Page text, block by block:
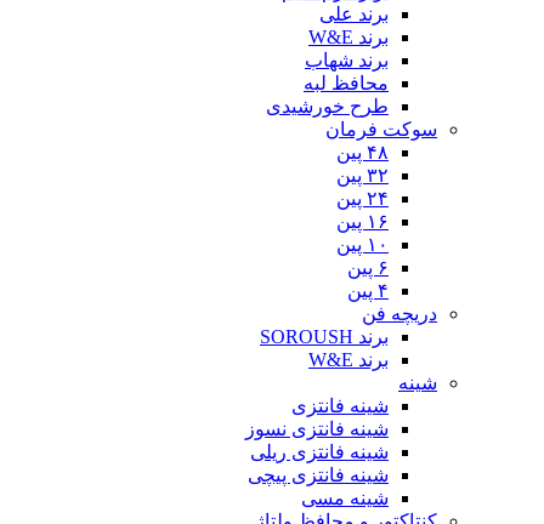
برند علی
برند W&E
برند شهاب
محافظ لبه
طرح خورشیدی
سوکت فرمان
۴۸ پین
۳۲ پین
۲۴ پین
۱۶ پین
۱۰ پین
۶ پین
۴ پین
دریچه فن
برند SOROUSH
برند W&E
شینه
شینه فانتزی
شینه فانتزی نسوز
شینه فانتزی ریلی
شینه فانتزی پیچی
شینه مسی